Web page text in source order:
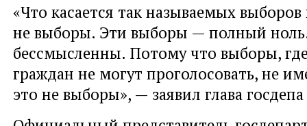
«Что касается так называемых
не выборы. Эти выборы — полный
бессмысленны. Потому что выборы,
граждан не могут проголосовать, не
это не выборы», — заявил глава